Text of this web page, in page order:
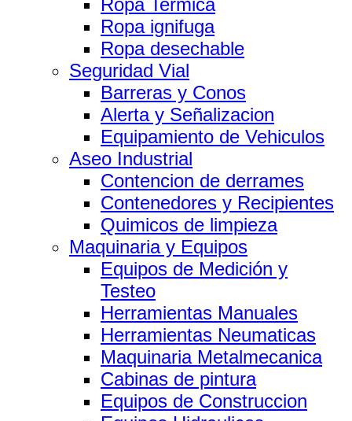
Ropa Termica
Ropa ignifuga
Ropa desechable
Seguridad Vial
Barreras y Conos
Alerta y Señalizacion
Equipamiento de Vehiculos
Aseo Industrial
Contencion de derrames
Contenedores y Recipientes
Quimicos de limpieza
Maquinaria y Equipos
Equipos de Medición y
Testeo
Herramientas Manuales
Herramientas Neumaticas
Maquinaria Metalmecanica
Cabinas de pintura
Equipos de Construccion